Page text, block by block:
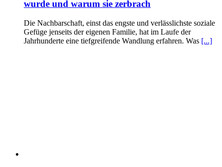
wurde und warum sie zerbrach
Die Nachbarschaft, einst das engste und verlässlichste soziale
Gefüge jenseits der eigenen Familie, hat im Laufe der
Jahrhunderte eine tiefgreifende Wandlung erfahren. Was [...]